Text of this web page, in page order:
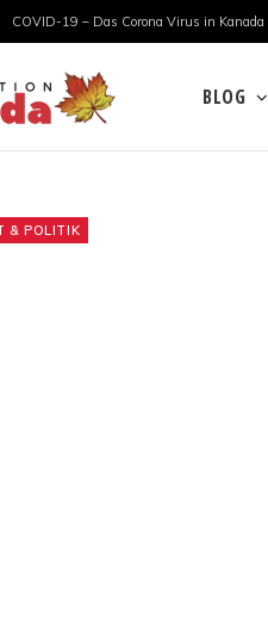
COVID-19 – Das Corona Virus in Kanada
BLOG
& POLITIK